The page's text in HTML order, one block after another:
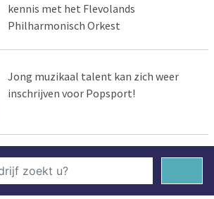
kennis met het Flevolands
Philharmonisch Orkest
Jong muzikaal talent kan zich weer
inschrijven voor Popsport!